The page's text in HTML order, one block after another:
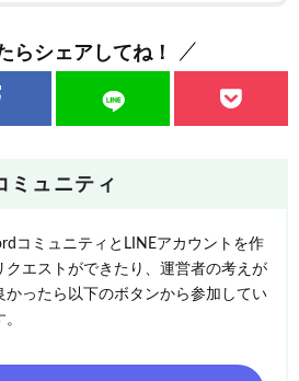
らシェアしてね！
ミュニティ
コミュニティとLINEアカウントを作
クエストができたり、運営者の考えが
かったら以下のボタンから参加してい